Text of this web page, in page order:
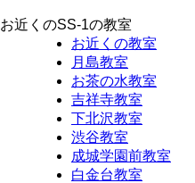
お近くのSS-1の教室
お近くの教室
月島教室
お茶の水教室
吉祥寺教室
下北沢教室
渋谷教室
成城学園前教室
白金台教室